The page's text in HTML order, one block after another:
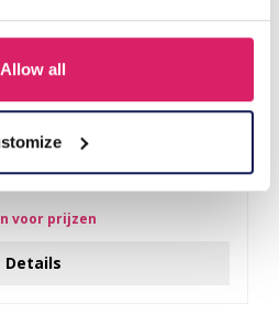
Allow all
Water Balloons - 6pcs
voor prijzen
Details